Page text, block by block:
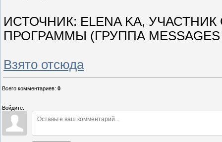
ИСТОЧНИК: ELENA KA,
ПРОГРАММЫ (ГРУППА MESSAGES
Взято отсюда
Всего комментариев: 0
Войдите: